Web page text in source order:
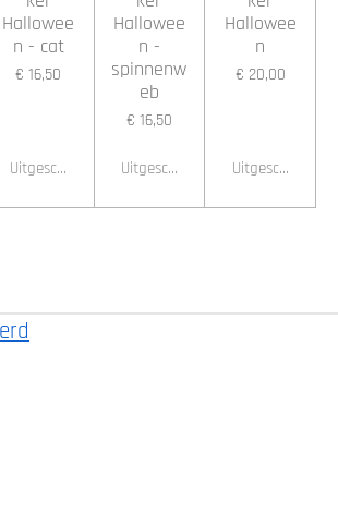
Hallowee
n - cat
€ 16,50
Uitgeschakeld
Hallowee
n -
spinnenw
eb
€ 16,50
Uitgeschakeld
Hallowee
n
€ 20,00
Uitgeschakeld